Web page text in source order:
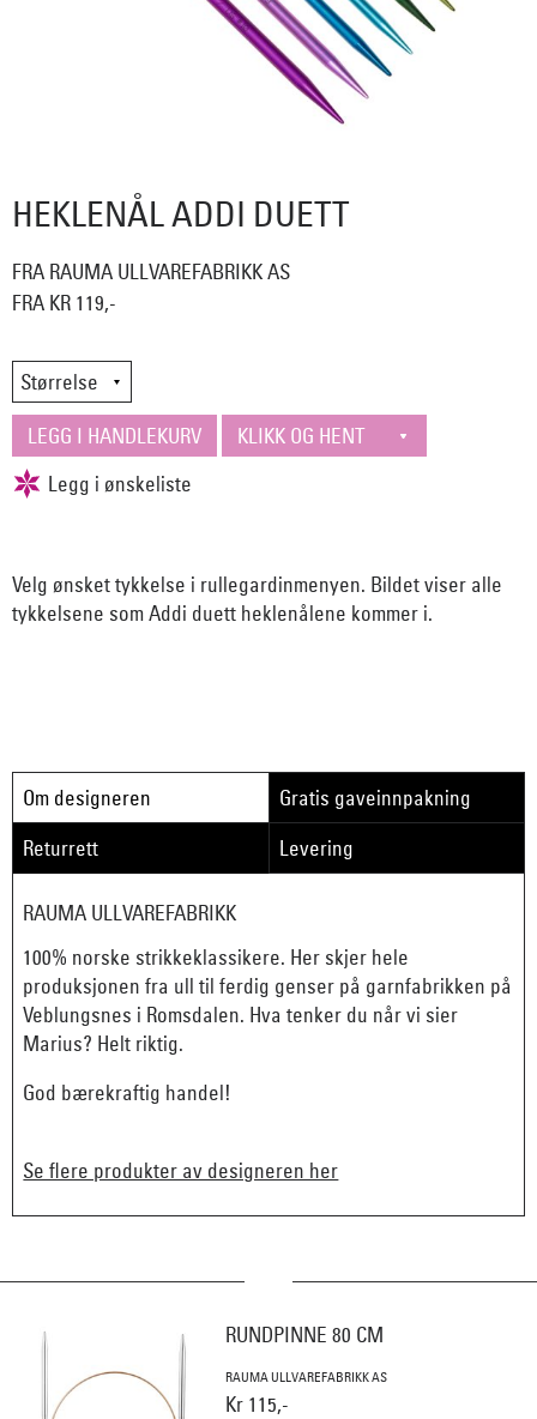
HEKLENÅL ADDI DUETT
FRA RAUMA ULLVAREFABRIKK AS
FRA KR 119,-
Velg ønsket tykkelse i rullegardinmenyen. Bildet viser alle
tykkelsene som Addi duett heklenålene kommer i.
Om designeren
Gratis gaveinnpakning
Returrett
Levering
RAUMA ULLVAREFABRIKK
100% norske strikkeklassikere. Her skjer hele
produksjonen fra ull til ferdig genser på garnfabrikken på
Veblungsnes i Romsdalen. Hva tenker du når vi sier
Marius? Helt riktig.
God bærekraftig handel!
Se flere produkter av designeren her
RUNDPINNE 80 CM
RAUMA ULLVAREFABRIKK AS
Kr 115,-